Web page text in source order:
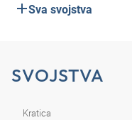
Sva svojstva
SVOJSTVA
Kratica